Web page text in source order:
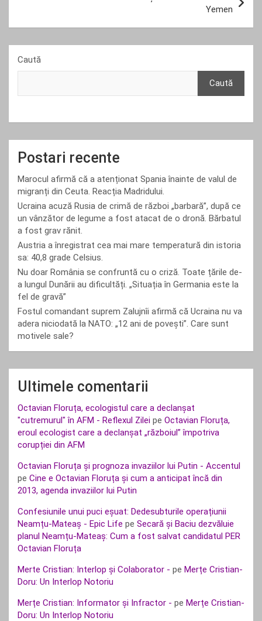
Yemen
Caută
Caută
Postari recente
Marocul afirmă că a atenționat Spania înainte de valul de
migranți din Ceuta. Reacția Madridului.
Ucraina acuză Rusia de crimă de război „barbară”, după ce
un vânzător de legume a fost atacat de o dronă. Bărbatul
a fost grav rănit.
Austria a înregistrat cea mai mare temperatură din istoria
sa: 40,8 grade Celsius.
Nu doar România se confruntă cu o criză. Toate țările de-
a lungul Dunării au dificultăți. „Situația în Germania este la
fel de gravă”
Fostul comandant suprem Zalujnîi afirmă că Ucraina nu va
adera niciodată la NATO: „12 ani de povești”. Care sunt
motivele sale?
Ultimele comentarii
Octavian Floruța, ecologistul care a declanșat
"cutremurul" în AFM - Reflexul Zilei pe Octavian Floruța,
eroul ecologist care a declanșat „războiul” împotriva
corupției din AFM
Octavian Floruța și prognoza invaziilor lui Putin - Accentul
pe Cine e Octavian Floruța și cum a anticipat încă din
2013, agenda invaziilor lui Putin
Confesiunile unui puci eșuat: Dedesubturile operațiunii
Neamțu-Mateaș - Epic Life pe Secară și Baciu dezvăluie
planul Neamțu-Mateaș: Cum a fost salvat candidatul PER
Octavian Floruța
Merte Cristian: Interlop și Colaborator - pe Merțe Cristian-
Doru: Un Interlop Notoriu
Merțe Cristian: Informator și Infractor - pe Merțe Cristian-
Doru: Un Interlop Notoriu